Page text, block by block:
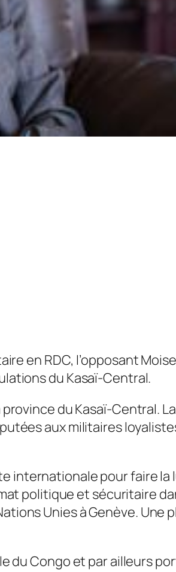
en RDC, l’opposant
du Kasaï-Central.
du Kasaï-Central.
aux militaires
internationale pour faire la
politique et sécuritaire
Unies à Genève. Une
du Congo et par ailleurs